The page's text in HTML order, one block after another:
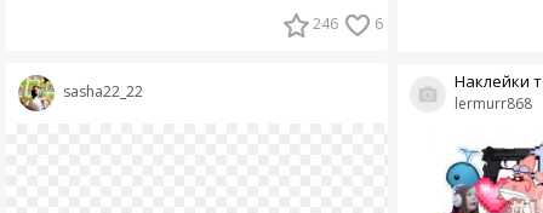
246 6
sasha22_22
lermurr868
Наклейки